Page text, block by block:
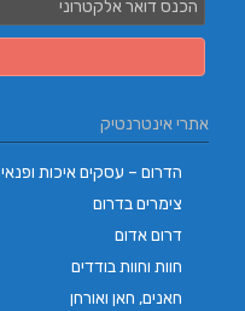
אתרי אינטרנטיק
הדרום – עסקים איכות ופנאי
צימרים בדרום
דרום אדום
חוות וחוות בודדים
חאנים, חאן ואורחן